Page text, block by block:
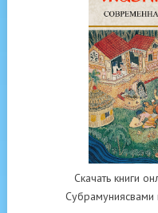
Скачать книги
Субрамуниясвами